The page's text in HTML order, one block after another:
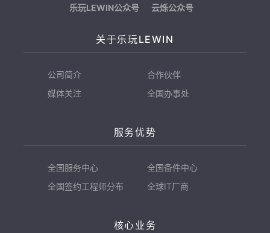
乐玩LEWIN公众号 云烁公众号
关于乐玩LEWIN
公司简介
合作伙伴
媒体关注
全国办事处
服务优势
全国服务中心
全国备件中心
全国签约工程师分布
全球IT厂商
核心业务